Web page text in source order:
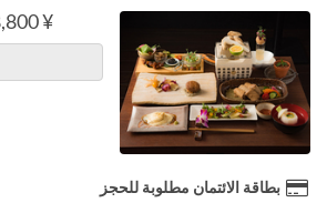
¥ 8,800
بطاقة الائتمان مطلوبة للحجز